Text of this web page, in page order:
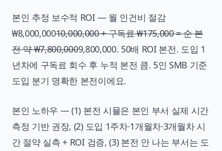
본인 추정 보수적 ROI — 월 인건비 절감
₩8,000,00010,000,000 + 구독료 ₩175,000 = 순 본
전 약 ₩7,800,0009,800,000. 50배 ROI 본전. 도입 1
년차에 구독료 회수 후 누적 본전 큼. 5인 SMB 기준
도입 분기 명확한 본전이에요.
본인 노하우 — (1) 본전 시뮬은 본인 부서 실제 시간
측정 기반 권장, (2) 도입 1주차·1개월차·3개월차 시
간 절약 실측 + ROI 검증, (3) 본전 안 나는 부서는 도